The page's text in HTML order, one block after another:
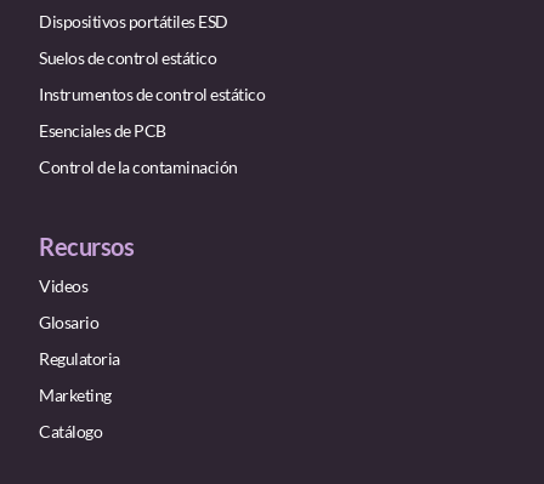
Dispositivos portátiles ESD
Suelos de control estático
Instrumentos de control estático
Esenciales de PCB
Control de la contaminación
Recursos
Videos
Glosario
Regulatoria
Marketing
Catálogo